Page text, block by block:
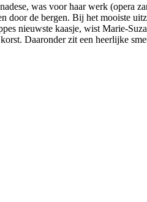
was voor haar werk (opera
door de bergen. Bij het mooiste
nieuwste kaasje, wist Marie-
Daaronder zit een heerlijke